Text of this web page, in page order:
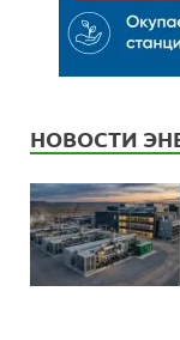
НОВОСТИ